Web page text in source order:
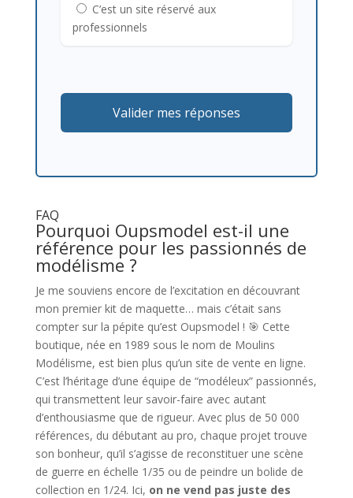
C’est un site réservé aux
professionnels
Valider mes réponses
FAQ
Pourquoi Oupsmodel est-il une
référence pour les passionnés de
modélisme ?
Je me souviens encore de l’excitation en découvrant
mon premier kit de maquette… mais c’était sans
compter sur la pépite qu’est Oupsmodel ! 🎯 Cette
boutique, née en 1989 sous le nom de Moulins
Modélisme, est bien plus qu’un site de vente en ligne.
C’est l’héritage d’une équipe de “modéleux” passionnés,
qui transmettent leur savoir-faire avec autant
d’enthousiasme que de rigueur. Avec plus de 50 000
références, du débutant au pro, chaque projet trouve
son bonheur, qu’il s’agisse de reconstituer une scène
de guerre en échelle 1/35 ou de peindre un bolide de
collection en 1/24. Ici, on ne vend pas juste des